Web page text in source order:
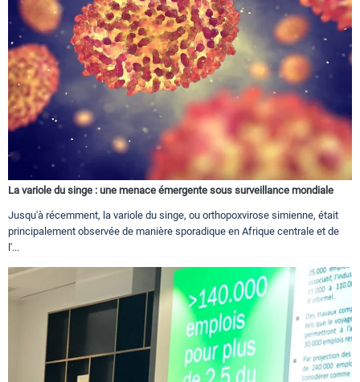
La variole du singe : une menace émergente sous surveillance mondiale
Jusqu'à récemment, la variole du singe, ou orthopoxvirose simienne, était
principalement observée de manière sporadique en Afrique centrale et de
l'...